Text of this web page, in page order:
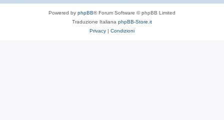
Powered by phpBB® Forum Software © phpBB Limited
Traduzione Italiana phpBB-Store.it
Privacy | Condizioni